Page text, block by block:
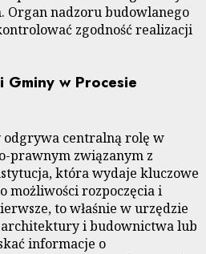
Organ nadzoru budowlanego
zgodność realizacji
Gminy w Procesie
centralną rolę w
prawnym związanym z
która wydaje kluczowe
możliwości rozpoczęcia i
to właśnie w urzędzie
i budownictwa lub
informacje o